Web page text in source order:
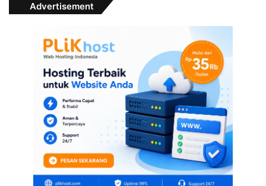
Advertisement